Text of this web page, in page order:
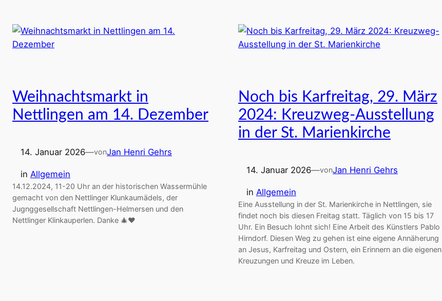
Weihnachtsmarkt in
Nettlingen am 14. Dezember
14. Januar 2026—vonJan Henri Gehrs
in Allgemein
14.12.2024, 11-20 Uhr an der historischen Wassermühle
gemacht von den Nettlinger Klunkaumädels, der
Jugnggesellschaft Nettlingen-Helmersen und den
Nettlinger Klinkauperlen. Danke 🎄♥️
Noch bis Karfreitag, 29. März
2024: Kreuzweg-Ausstellung
in der St. Marienkirche
14. Januar 2026—vonJan Henri Gehrs
in Allgemein
Eine Ausstellung in der St. Marienkirche in Nettlingen, sie
findet noch bis diesen Freitag statt. Täglich von 15 bis 17
Uhr. Ein Besuch lohnt sich! Eine Arbeit des Künstlers Pablo
Hirndorf. Diesen Weg zu gehen ist eine eigene Annäherung
an Jesus, Karfreitag und Ostern, ein Erinnern an die eigenen
Kreuzungen und Kreuze im Leben.